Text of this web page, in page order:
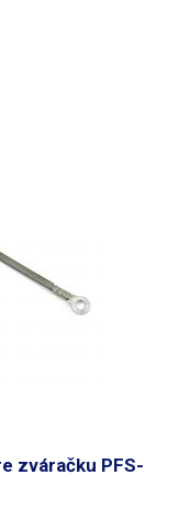
zváračku PFS-